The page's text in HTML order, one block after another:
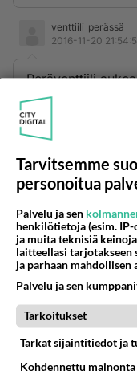
venttiili_perässä
2016-11-20
Peräventtiili
2022-03-26
yllä mainittu
kohtuuhintainen.
siellä. Ei
nykyään
Äänestä
Tarvitsemme
personoitua
Palvelu ja sen
henkilötietoja (esim.
ja muita teknisiä
laitteellasi
ja parhaan mahdollisen
Palvelu ja sen
Tarkoitukset
Tarkat sijaintitiedot ja
Kohdennettu